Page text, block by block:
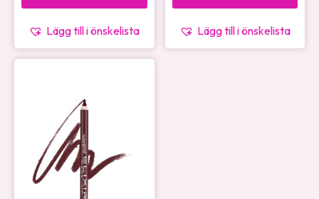
Lägg till i önskelista Lägg till i önskelista